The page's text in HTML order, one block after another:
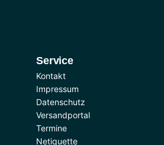
Service
Kontakt
Impressum
Datenschutz
Versandportal
Termine
Netiquette